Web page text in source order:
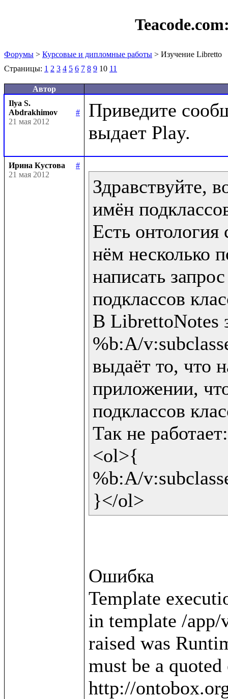
Форумы > Курсовые и дипломные работы > Изучение Libretto
Страницы: 1 2 3 4 5 6 7 8 9 10 11
Автор
Ilya S.
Abdrakhimov
#
21 мая 2012
Приведите
Ирина Кустова
#
21 мая 2012
Здравствуйте,
имён
Есть
нём несколько
написать
подклассов
В LibrettoNotes
%b:A/
выдаёт то, что
приложении,
подклассов
Так не работает:
<ol>{
%b:A/
}</ol>
Ошибка
Template
in template /
raised was
must be a
http://